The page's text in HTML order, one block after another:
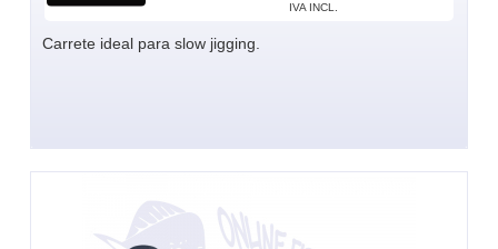
IVA INCL.
Carrete ideal para slow jigging.